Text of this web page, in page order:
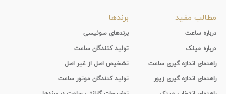
مطالب مفید
درباره ساعت
درباره عینک
راهنمای اندازه گیری ساعت
راهنمای اندازه گیری زیور
برندها
برندهای سوئیسی
تولید کنندگان ساعت
تشخیص اصل از غیر اصل
تولید کنندگان موتور ساعت